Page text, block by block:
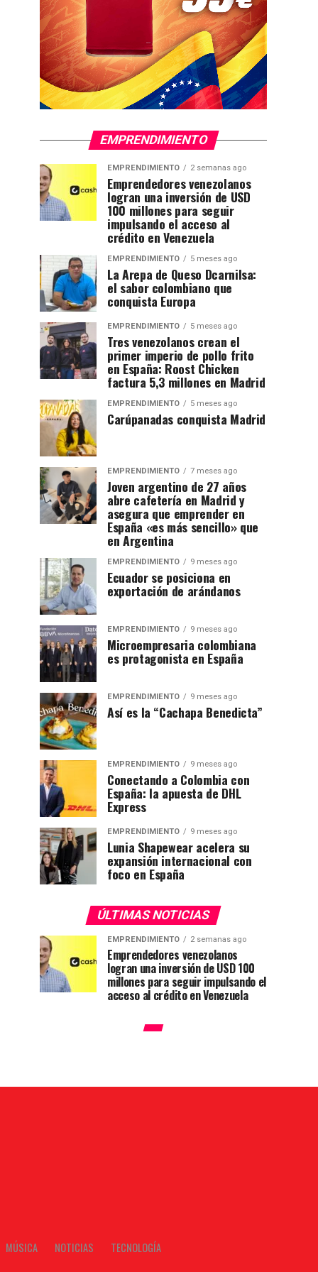
EMPRENDIMIENTO
EMPRENDIMIENTO 2 semanas ago
Emprendedores venezolanos
logran una inversión de USD
100 millones para seguir
impulsando el acceso al
crédito en Venezuela
EMPRENDIMIENTO 5 meses ago
La Arepa de Queso Dcarnilsa:
el sabor colombiano que
conquista Europa
EMPRENDIMIENTO 5 meses ago
Tres venezolanos crean el
primer imperio de pollo frito
en España: Roost Chicken
factura 5,3 millones en Madrid
EMPRENDIMIENTO 5 meses ago
Carúpanadas conquista Madrid
EMPRENDIMIENTO 7 meses ago
Joven argentino de 27 años
abre cafetería en Madrid y
asegura que emprender en
España «es más sencillo» que
en Argentina
EMPRENDIMIENTO 9 meses ago
Ecuador se posiciona en
exportación de arándanos
EMPRENDIMIENTO 9 meses ago
Microempresaria colombiana
es protagonista en España
EMPRENDIMIENTO 9 meses ago
Así es la “Cachapa Benedicta”
EMPRENDIMIENTO 9 meses ago
Conectando a Colombia con
España: la apuesta de DHL
Express
EMPRENDIMIENTO 9 meses ago
Lunia Shapewear acelera su
expansión internacional con
foco en España
ÚLTIMAS NOTICIAS
EMPRENDIMIENTO 2 semanas ago
Emprendedores venezolanos
logran una inversión de USD 100
millones para seguir impulsando el
acceso al crédito en Venezuela
MÚSICA NOTICIAS TECNOLOGÍA